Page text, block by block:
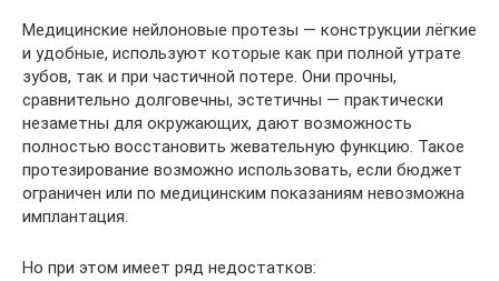
Медицинские нейлоновые протезы — конструкции лёгкие
и удобные, используют которые как при полной утрате
зубов, так и при частичной потере. Они прочны,
сравнительно долговечны, эстетичны — практически
незаметны для окружающих, дают возможность
полностью восстановить жевательную функцию. Такое
протезирование возможно использовать, если бюджет
ограничен или по медицинским показаниям невозможна
имплантация.
Но при этом имеет ряд недостатков: